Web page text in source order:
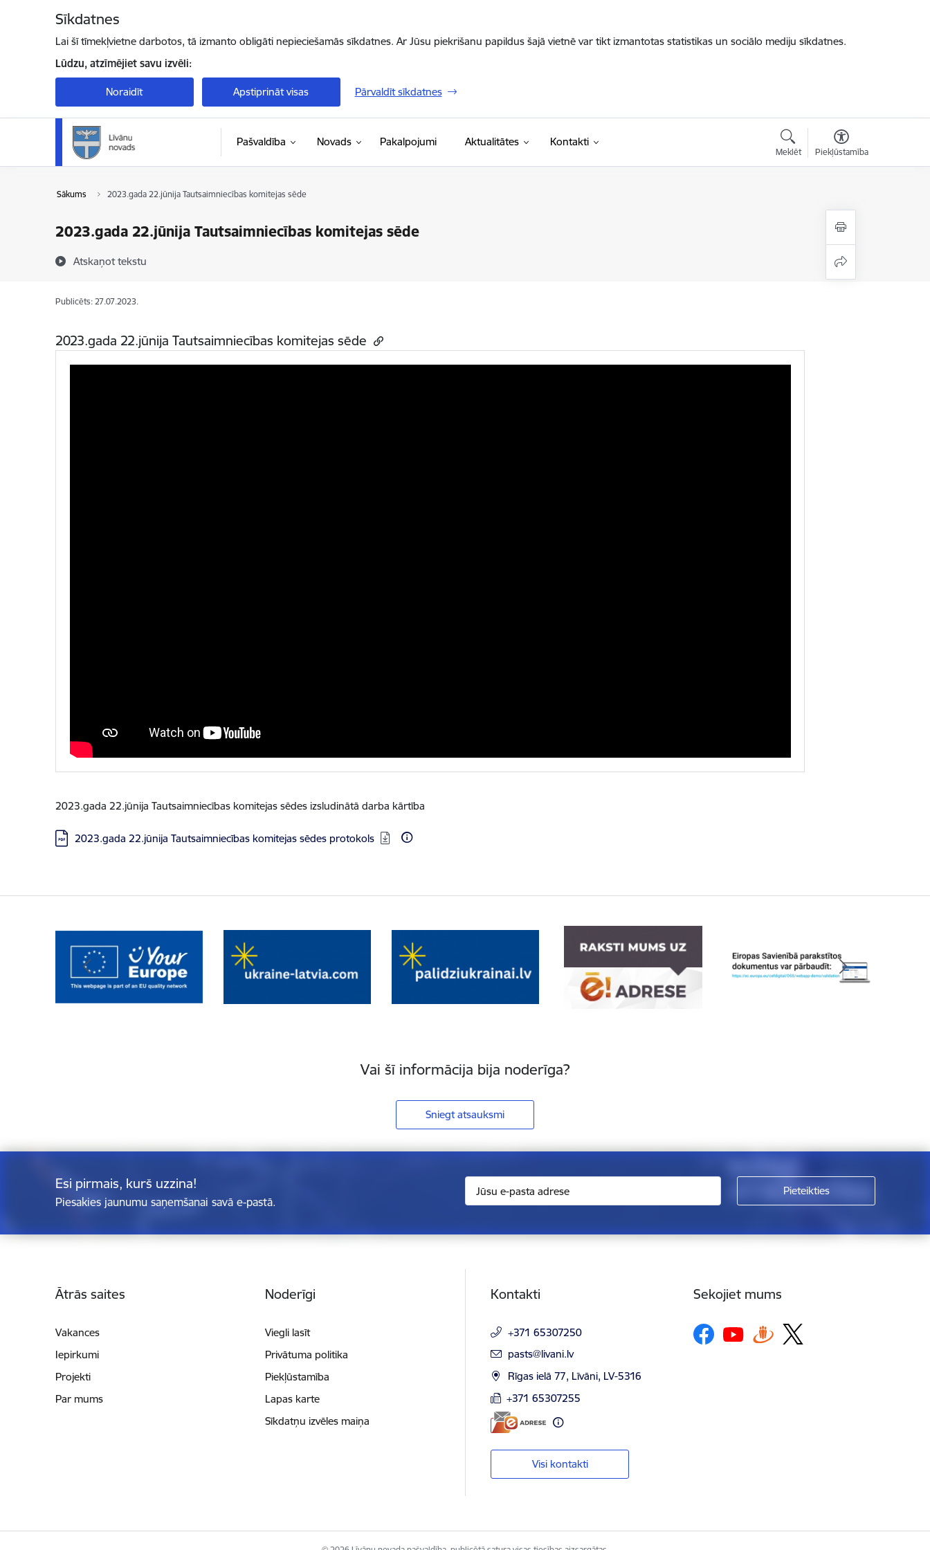
Sīkdatnes
Lai šī tīmekļvietne darbotos, tā izmanto obligāti nepieciešamās sīkdatnes. Ar Jūsu piekrišanu papildus šajā vietnē var tikt izmantotas statistikas un sociālo mediju sīkdatnes.
Lūdzu, atzīmējiet savu izvēli:
Noraidīt Apstiprināt visas Pārvaldīt sīkdatnes
Pašvaldība Novads Pakalpojumi Aktualitātes Kontakti
Meklēt Piekļūstamība
Sākums 2023.gada 22.jūnija Tautsaimniecības komitejas sēde
2023.gada 22.jūnija Tautsaimniecības komitejas sēde
Atskaņot tekstu
Publicēts: 27.07.2023.
2023.gada 22.jūnija Tautsaimniecības komitejas sēde
2023.gada 22.jūnija Tautsaimniecības komitejas sēdes izsludinātā darba kārtība
Lejupielādēt:
2023.gada 22.jūnija Tautsaimniecības komitejas sēdes protokols
Vai šī informācija bija noderīga?
Sniegt atsauksmi
Esi pirmais, kurš uzzina!
Piesakies jaunumu saņemšanai savā e-pastā.
Ātrās saites
Vakances
Iepirkumi
Projekti
Par mums
Noderīgi
Viegli lasīt
Privātuma politika
Piekļūstamība
Lapas karte
Sīkdatņu izvēles maiņa
Kontakti
+371 65307250
E-pasts:
pasts@livani.lv
Rīgas ielā 77, Līvāni, LV-5316
+371 65307255
Visi kontakti
Sekojiet mums